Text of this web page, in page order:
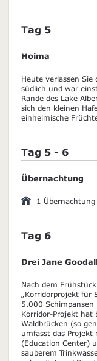
Tag 5
Hoima
Heute verlassen
südlich und war
Rande des Lake
sich den kleinen
einheimische
Tag 5 - 6
Übernachtung
1
Tag 6
Drei Jane
Nach dem
„Korridorprojekt für
5.000 Schimpansen
Korridor-Projekt hat
Waldbrücken (so
umfasst das Projekt
(Education Center)
sauberem